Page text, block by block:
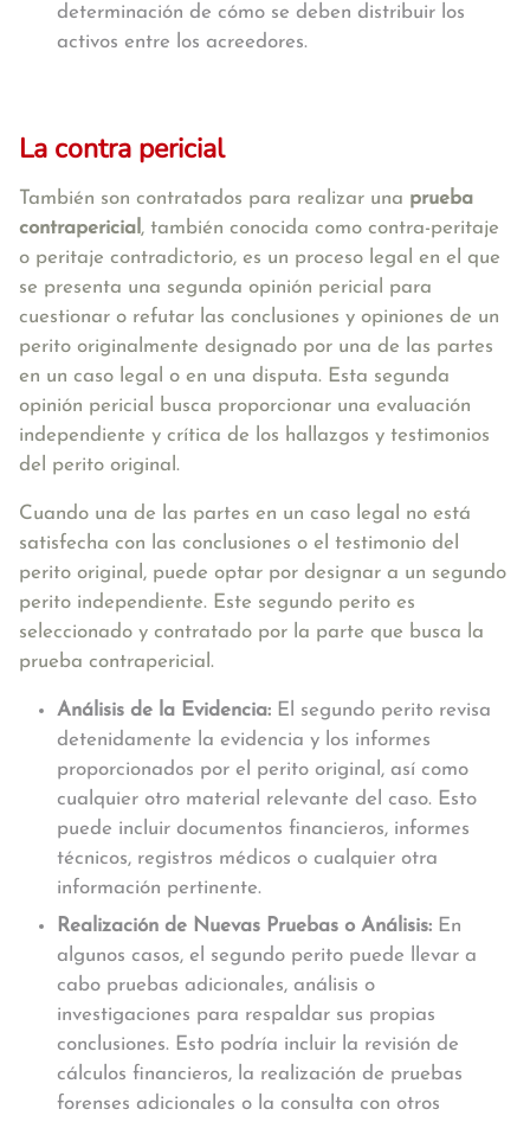
determinación de cómo se deben distribuir los
activos entre los acreedores.
La contra pericial
También son contratados para realizar una prueba
contrapericial , también conocida como contra-peritaje
o peritaje contradictorio, es un proceso legal en el que
se presenta una segunda opinión pericial para
cuestionar o refutar las conclusiones y opiniones de un
perito originalmente designado por una de las partes
en un caso legal o en una disputa. Esta segunda
opinión pericial busca proporcionar una evaluación
independiente y crítica de los hallazgos y testimonios
del perito original.
Cuando una de las partes en un caso legal no está
satisfecha con las conclusiones o el testimonio del
perito original, puede optar por designar a un segundo
perito independiente. Este segundo perito es
seleccionado y contratado por la parte que busca la
prueba contrapericial.
Análisis de la Evidencia: El segundo perito revisa
detenidamente la evidencia y los informes
proporcionados por el perito original, así como
cualquier otro material relevante del caso. Esto
puede incluir documentos financieros, informes
técnicos, registros médicos o cualquier otra
información pertinente.
Realización de Nuevas Pruebas o Análisis: En
algunos casos, el segundo perito puede llevar a
cabo pruebas adicionales, análisis o
investigaciones para respaldar sus propias
conclusiones. Esto podría incluir la revisión de
cálculos financieros, la realización de pruebas
forenses adicionales o la consulta con otros